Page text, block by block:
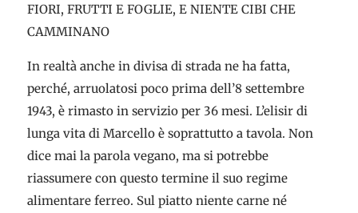
FIORI, FRUTTI E FOGLIE, E NIENTE CIBI CHE
CAMMINANO
In realtà anche in divisa di strada ne ha fatta,
perché, arruolatosi poco prima dell’8 settembre
1943, è rimasto in servizio per 36 mesi. L’elisir di
lunga vita di Marcello è soprattutto a tavola. Non
dice mai la parola vegano, ma si potrebbe
riassumere con questo termine il suo regime
alimentare ferreo. Sul piatto niente carne né